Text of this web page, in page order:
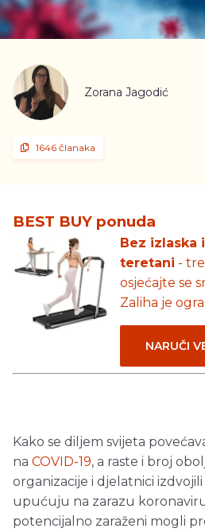
Zorana Jagodić
1646 članaka
BEST BUY ponuda
Bez izlaska
teretani -
osjećajte se
Zaliha je
NARUČI
Kako se diljem svijeta
na COVID-19, a raste i broj
organizacije i djelatnici
upućuju na zarazu
potencijalno zaraženi mogli